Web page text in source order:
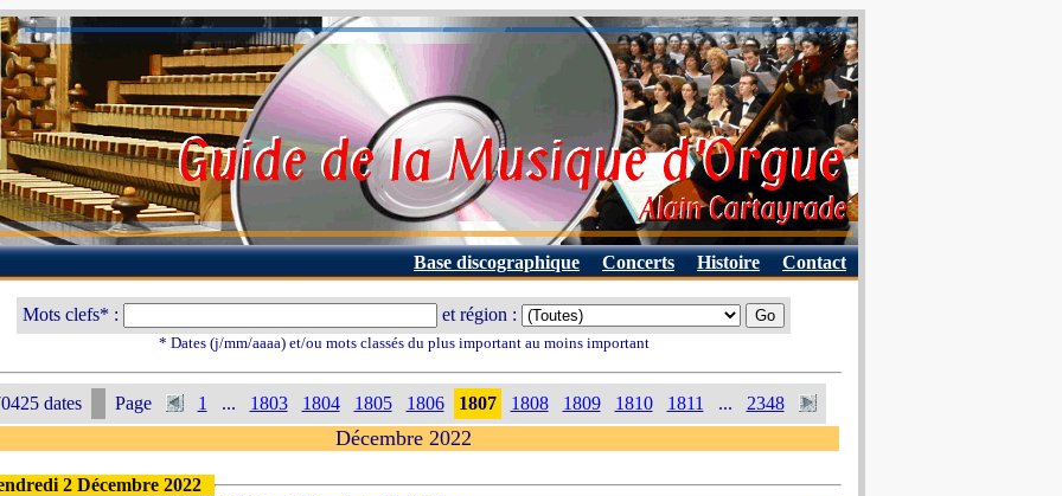
Base discographique Concerts Histoire Contact
Mots clefs* : et région :
* Dates (j/mm/aaaa) et/ou mots classés du plus important au moins important
dates Page 1 ... 1803 1804 1805 1806 1807 1808 1809 1810 1811 ... 2348
Décembre 2022
2 Décembre 2022